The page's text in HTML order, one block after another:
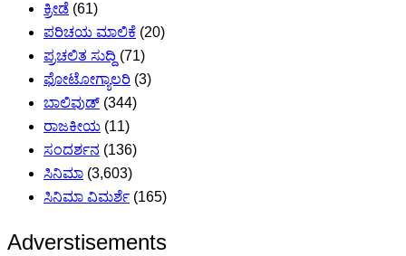
ಕ್ರೀಡೆ (61)
ಪರಿಚಯ ಮಾಲಿಕೆ (20)
ಪ್ರಚಲಿತ ಸುದ್ದಿ (71)
ಫೋಟೋಗ್ಯಾಲರಿ (3)
ಬಾಲಿವುಡ್ (344)
ರಾಜಕೀಯ (11)
ಸಂದರ್ಶನ (136)
ಸಿನಿಮಾ (3,603)
ಸಿನಿಮಾ ವಿಮರ್ಶೆ (165)
Adverstisements